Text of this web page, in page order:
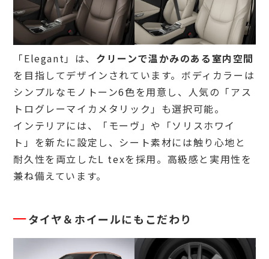
「Elegant」は、 クリーンで温かみのある室内空間
を目指してデザインされています。ボディカラーは
シンプルなモノトーン6色を用意し、人気の「アス
トログレーマイカメタリック」も選択可能。
インテリアには、「モーヴ」や「ソリスホワイ
ト」を新たに設定し、シート素材には触り心地と
耐久性を両立したL texを採用。高級感と実用性を
兼ね備えています。
タイヤ＆ホイールにもこだわり